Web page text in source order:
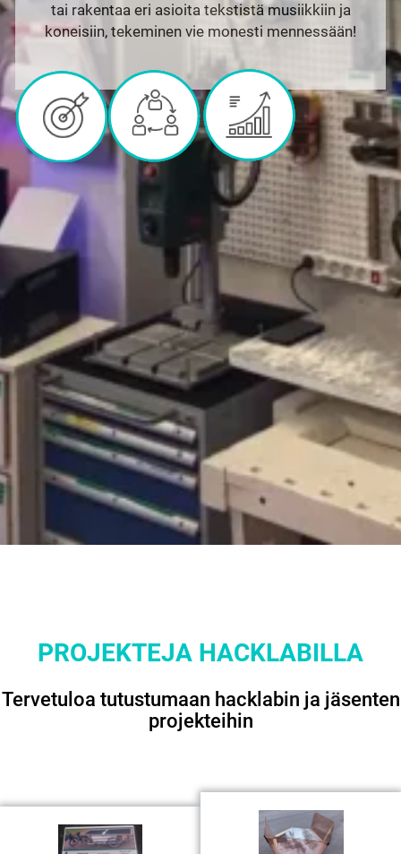
tai rakentaa eri asioita tekstistä musiikkiin ja
koneisiin, tekeminen vie monesti mennessään!
PROJEKTEJA HACKLABILLA
Tervetuloa tutustumaan hacklabin ja jäsenten
projekteihin